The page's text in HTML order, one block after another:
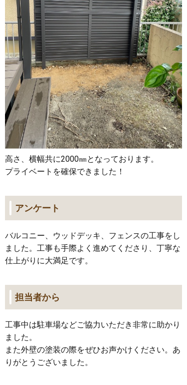
高さ、横幅共に2000㎜となっております。
プライベートを確保できました！
アンケート
バルコニー、ウッドデッキ、フェンスの工事をし
ました。工事も手際よく進めてくださり、丁寧な
仕上がりに大満足です。
担当者から
工事中は駐車場などご協力いただき非常に助かり
ました。
また外壁の塗装の際をぜひお声かけください。あ
りがとうございました。